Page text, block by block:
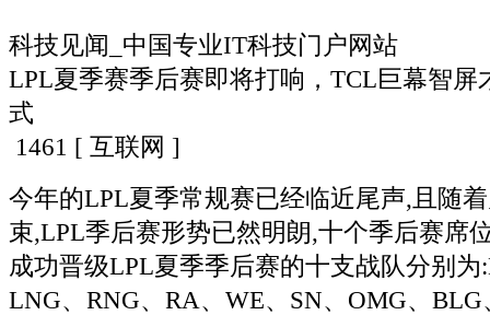
科技见闻_中国专业IT科技门户网站
LPL夏季赛季后赛即将打响，TCL巨幕智屏
式
1461 [ 互联网 ]
今年的LPL夏季常规赛已经临近尾声,且随
束,LPL季后赛形势已然明朗,十个季后赛席
成功晋级LPL夏季季后赛的十支战队分别为
LNG、RNG、RA、WE、SN、OMG、